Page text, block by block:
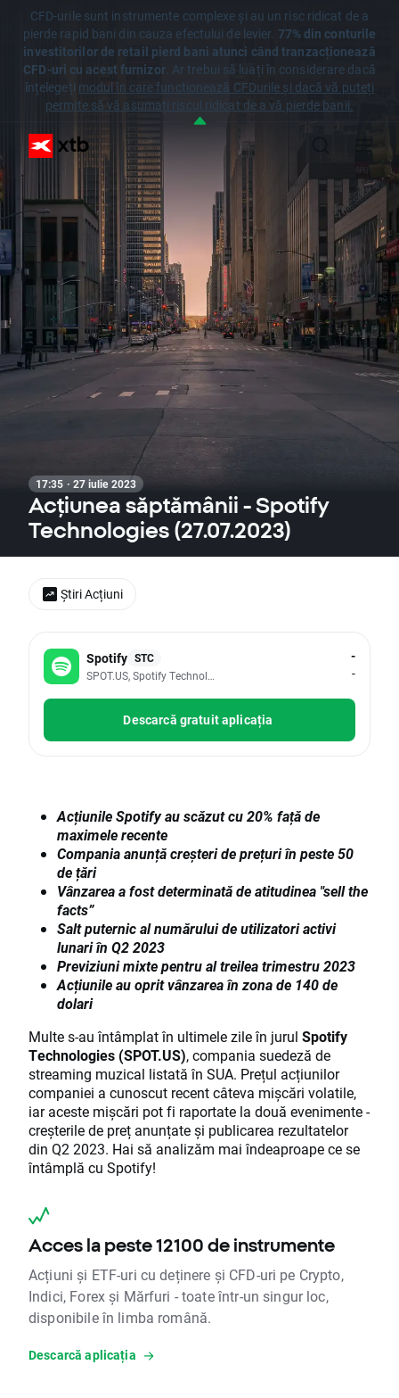
CFD-urile sunt instrumente complexe și au un risc ridicat de a
pierde rapid bani din cauza efectului de levier. 77% din conturile
investitorilor de retail pierd bani atunci când tranzacționează
CFD-uri cu acest furnizor. Ar trebui să luați în considerare dacă
înțelegeți modul în care funcționează CFDurile și dacă vă puteți
permite să vă asumați riscul ridicat de a vă pierde banii.
17:35 · 27 iulie 2023
Acțiunea săptămânii - Spotify
Technologies (27.07.2023)
Spotify STC
SPOT.US, Spotify Technology SA
-
-
Descarcă gratuit aplicația
Acțiunile Spotify au scăzut cu 20% față de
maximele recente
Compania anunță creșteri de prețuri în peste 50
de țări
Vânzarea a fost determinată de atitudinea "sell the
facts”
Salt puternic al numărului de utilizatori activi
lunari în Q2 2023
Previziuni mixte pentru al treilea trimestru 2023
Acțiunile au oprit vânzarea în zona de 140 de
dolari
Multe s-au întâmplat în ultimele zile în jurul Spotify
Technologies (SPOT.US), compania suedeză de
streaming muzical listată în SUA. Prețul acțiunilor
companiei a cunoscut recent câteva mișcări volatile,
iar aceste mișcări pot fi raportate la două evenimente -
creșterile de preț anunțate și publicarea rezultatelor
din Q2 2023. Hai să analizăm mai îndeaproape ce se
întâmplă cu Spotify!
Acces la peste 12100 de instrumente
Acțiuni și ETF-uri cu deținere și CFD-uri pe Crypto,
Indici, Forex și Mărfuri - toate într-un singur loc,
disponibile în limba română.
Descarcă aplicația
Știri Acțiuni